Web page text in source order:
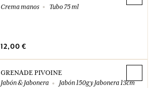
Crema manos
Tubo 75 ml
12,00 €
GRENADE PIVOINE
Jabón & Jabonera
Jabón 150g y Jabonera 13cm